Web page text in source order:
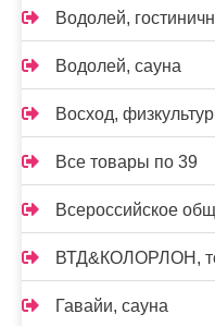
Водолей,
Водолей, сауна
Восход,
Все товары по 39
Всероссийское
ВТД&КОЛОРЛОН,
Гавайи, сауна